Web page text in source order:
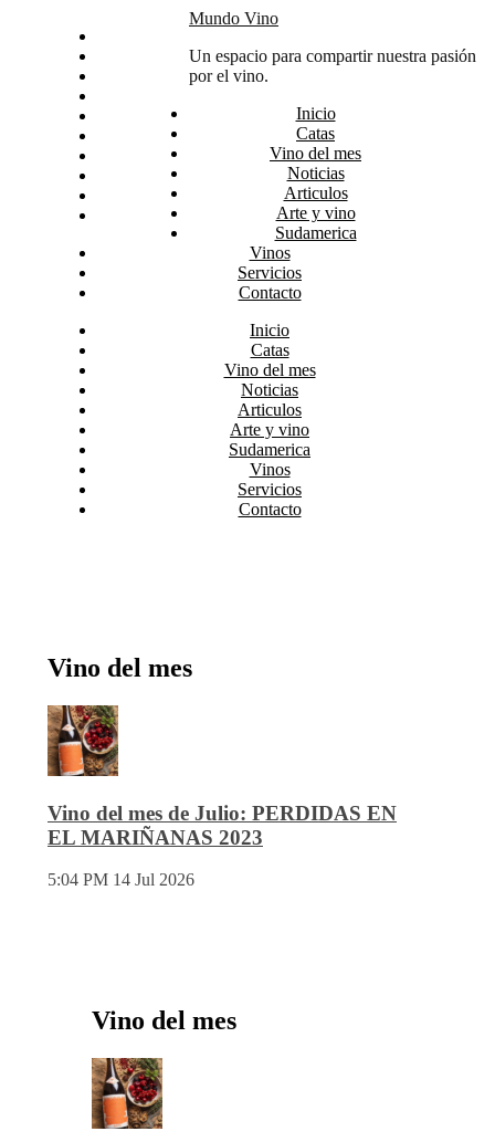
Arte y vino
Sudamerica
Mundo Vino
Un espacio para compartir nuestra pasión
por el vino.
Inicio
Catas
Vino del mes
Noticias
Articulos
Arte y vino
Sudamerica
Vinos
Servicios
Contacto
Inicio
Catas
Vino del mes
Noticias
Articulos
Arte y vino
Sudamerica
Vinos
Servicios
Contacto
Vino del mes
Vino del mes de Julio: PERDIDAS EN
EL MARIÑANAS 2023
5:04 PM 14 Jul 2026
Vino del mes